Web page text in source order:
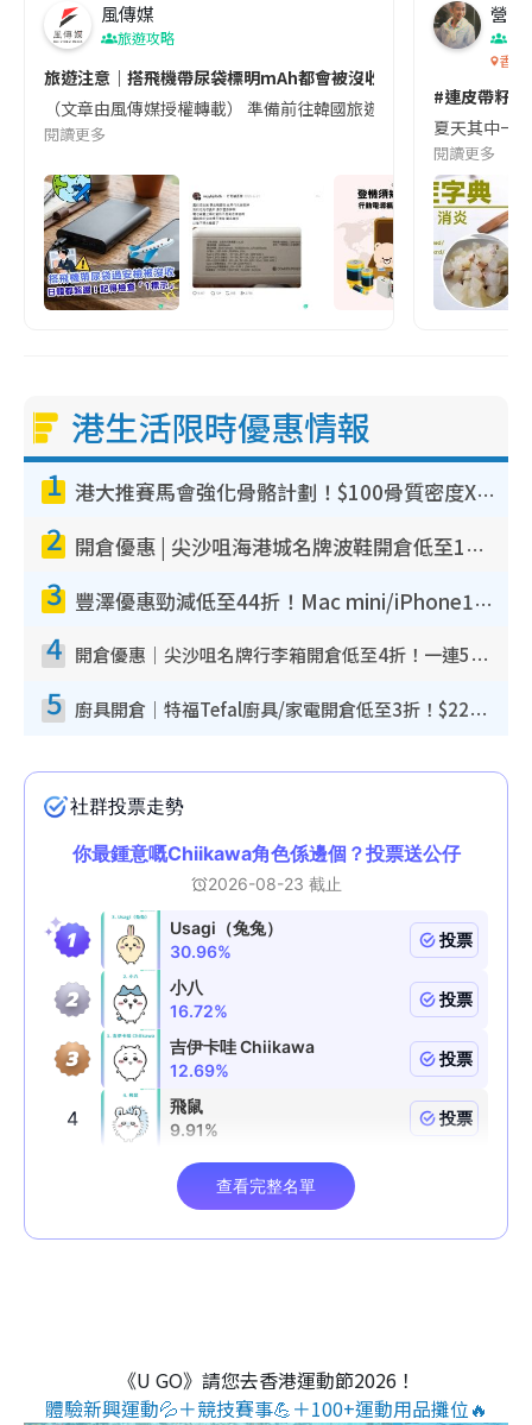
風傳媒
旅遊攻略
旅遊注意｜搭飛機帶尿袋標明mAh都會被沒收😱出發前切記檢查
（文章由風傳媒授權轉載） 準備前往韓國旅遊的民眾，近期要
閱讀更多
營養
香港
#連皮帶籽
夏天其中一
閱讀更多
港生活限時優惠情報
1 港大推賽馬會強化骨骼計劃！$100骨質密度X光檢查 完成免費運動訓練送超市禮券！附參加資格
2 開倉優惠 | 尖沙咀海港城名牌波鞋開倉低至1折！On鞋$899起／Joy&Peace鞋履$98起
3 豐澤優惠勁減低至44折！Mac mini/iPhone17Pro大減價！廚房家電$220起
4 開倉優惠｜尖沙咀名牌行李箱開倉低至4折！一連5日 American Tourister/ace./Hallmark $200起！
5 廚具開倉｜特福Tefal廚具/家電開倉低至3折！$220起買平底鍋/炒鑊/湯煲！電飯煲/吸塵機/燙斗$418起
《U GO》請您去香港運動節2026！
體驗新興運動💦＋競技賽事💪＋100+運動用品攤位🔥